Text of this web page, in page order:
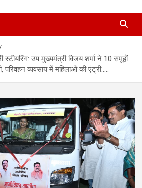
स्टीयरिंग: उप मुख्यमंत्री विजय शर्मा ने 10 समूहों
परिवहन व्यवसाय में महिलाओं की एंट्री…..